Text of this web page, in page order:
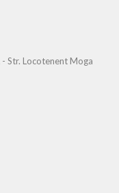
- Str. Locotenent Moga